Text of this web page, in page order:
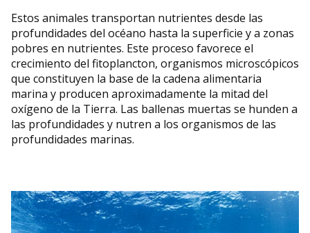
Estos animales transportan nutrientes desde las
profundidades del océano hasta la superficie y a zonas
pobres en nutrientes. Este proceso favorece el
crecimiento del fitoplancton, organismos microscópicos
que constituyen la base de la cadena alimentaria
marina y producen aproximadamente la mitad del
oxígeno de la Tierra. Las ballenas muertas se hunden a
las profundidades y nutren a los organismos de las
profundidades marinas.